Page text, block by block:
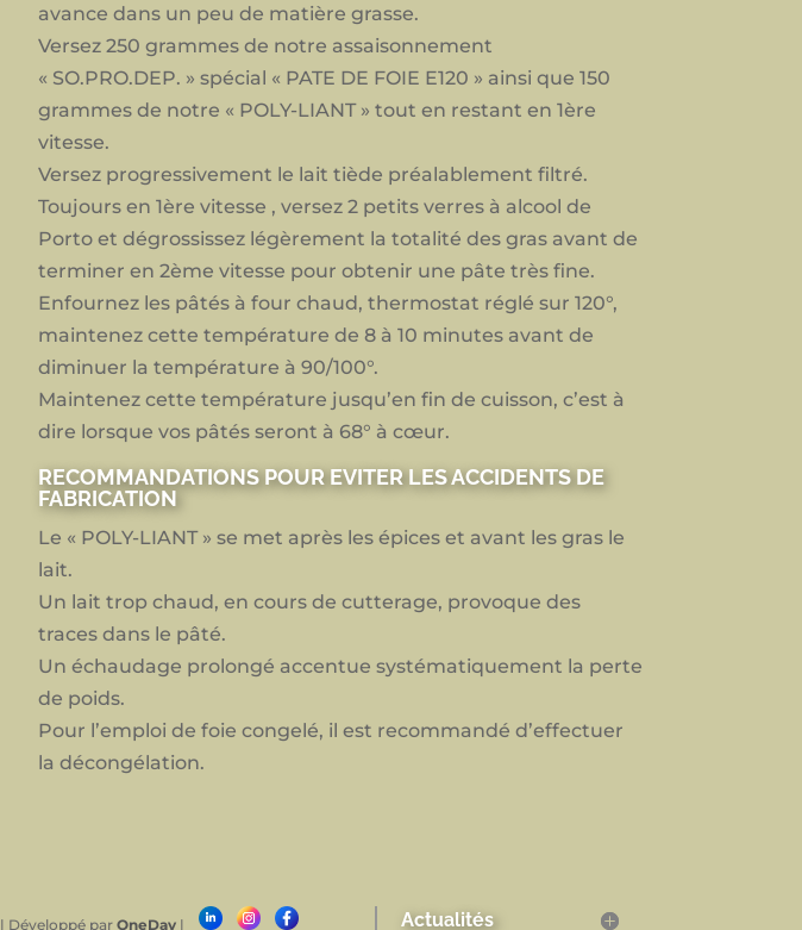
avance dans un peu de matière grasse.
Versez 250 grammes de notre assaisonnement
« SO.PRO.DEP. » spécial « PATE DE FOIE E120 » ainsi que 150
grammes de notre « POLY-LIANT » tout en restant en 1ère
vitesse.
Versez progressivement le lait tiède préalablement filtré.
Toujours en 1ère vitesse , versez 2 petits verres à alcool de
Porto et dégrossissez légèrement la totalité des gras avant de
terminer en 2ème vitesse pour obtenir une pâte très fine.
Enfournez les pâtés à four chaud, thermostat réglé sur 120°,
maintenez cette température de 8 à 10 minutes avant de
diminuer la température à 90/100°.
Maintenez cette température jusqu’en fin de cuisson, c’est à
dire lorsque vos pâtés seront à 68° à cœur.
RECOMMANDATIONS POUR EVITER LES ACCIDENTS DE
FABRICATION
Le « POLY-LIANT » se met après les épices et avant les gras le
lait.
Un lait trop chaud, en cours de cutterage, provoque des
traces dans le pâté.
Un échaudage prolongé accentue systématiquement la perte
de poids.
Pour l’emploi de foie congelé, il est recommandé d’effectuer
la décongélation.
| Développé parOneDay | Actualités